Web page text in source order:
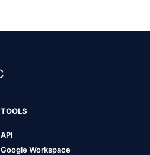
TOOLS
API
Google Workspace